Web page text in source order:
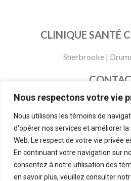
Nous respectons votre vie
Nous utilisons les témoins de
d'opérer nos services et améliorer
Web. Le respect de votre vie privée
En continuant votre navigation sur
consentez à notre utilisation des
en savoir plus, veuillez consulter
CLINIQUE SANTÉ
Sherbrooke |
873 200-
Politiques et
À propos
FAQ